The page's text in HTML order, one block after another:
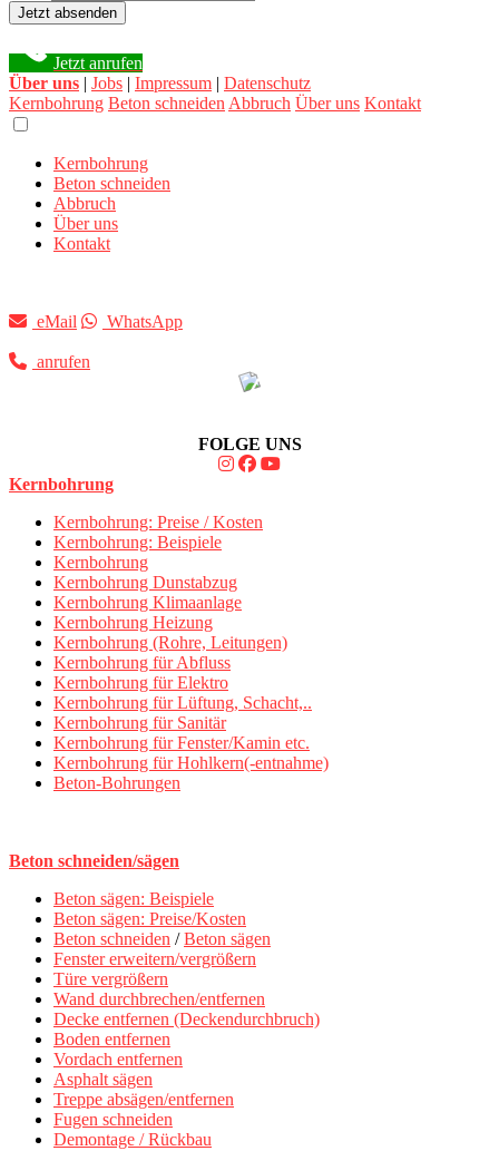
Jetzt absenden
Jetzt anrufen
Über uns | Jobs | Impressum | Datenschutz
Kernbohrung Beton schneiden Abbruch Über uns Kontakt
Kernbohrung
Beton schneiden
Abbruch
Über uns
Kontakt
eMail WhatsApp
anrufen
FOLGE UNS
Kernbohrung
Kernbohrung: Preise / Kosten
Kernbohrung: Beispiele
Kernbohrung
Kernbohrung Dunstabzug
Kernbohrung Klimaanlage
Kernbohrung Heizung
Kernbohrung (Rohre, Leitungen)
Kernbohrung für Abfluss
Kernbohrung für Elektro
Kernbohrung für Lüftung, Schacht,..
Kernbohrung für Sanitär
Kernbohrung für Fenster/Kamin etc.
Kernbohrung für Hohlkern(-entnahme)
Beton-Bohrungen
Beton schneiden/sägen
Beton sägen: Beispiele
Beton sägen: Preise/Kosten
Beton schneiden /Beton sägen
Fenster erweitern/vergrößern
Türe vergrößern
Wand durchbrechen/entfernen
Decke entfernen (Deckendurchbruch)
Boden entfernen
Vordach entfernen
Asphalt sägen
Treppe absägen/entfernen
Fugen schneiden
Demontage / Rückbau